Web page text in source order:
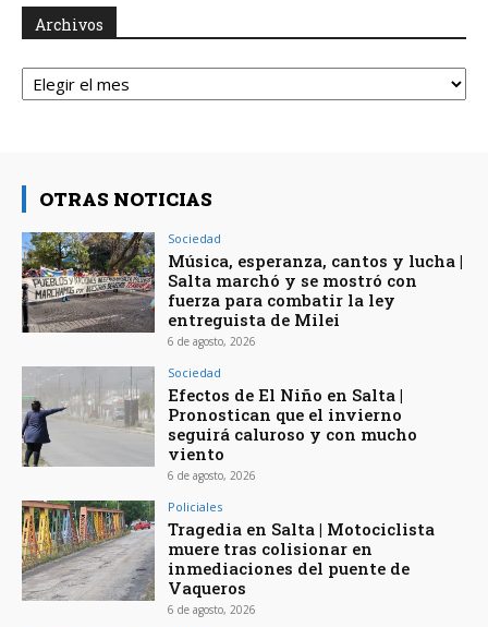
Archivos
Archivos
OTRAS NOTICIAS
Sociedad
Música, esperanza, cantos y lucha |
Salta marchó y se mostró con
fuerza para combatir la ley
entreguista de Milei
6 de agosto, 2026
Sociedad
Efectos de El Niño en Salta |
Pronostican que el invierno
seguirá caluroso y con mucho
viento
6 de agosto, 2026
Policiales
Tragedia en Salta | Motociclista
muere tras colisionar en
inmediaciones del puente de
Vaqueros
6 de agosto, 2026